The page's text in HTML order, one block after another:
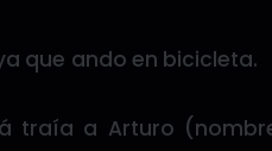
que ando en bicicleta.
traía a Arturo